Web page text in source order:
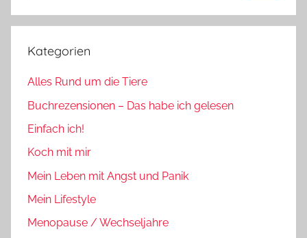
Kategorien
Alles Rund um die Tiere
Buchrezensionen – Das habe ich gelesen
Einfach ich!
Koch mit mir
Mein Leben mit Angst und Panik
Mein Lifestyle
Menopause / Wechseljahre